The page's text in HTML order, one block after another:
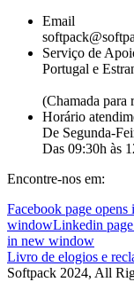
Email
Serviço de
Portugal e
(Chamada para
Horário
De Segunda-
Das 09:30h às
Encontre-nos em:
Facebook page
windowLinkedin
in new window
Livro de elogios e
Softpack 2024, All